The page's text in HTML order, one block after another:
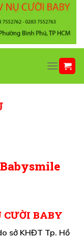
CƯỜI BABY
sở KHĐT Tp. Hồ